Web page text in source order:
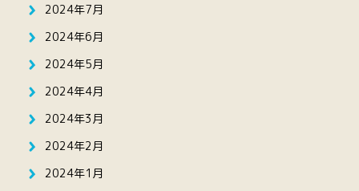
2024年7月
2024年6月
2024年5月
2024年4月
2024年3月
2024年2月
2024年1月